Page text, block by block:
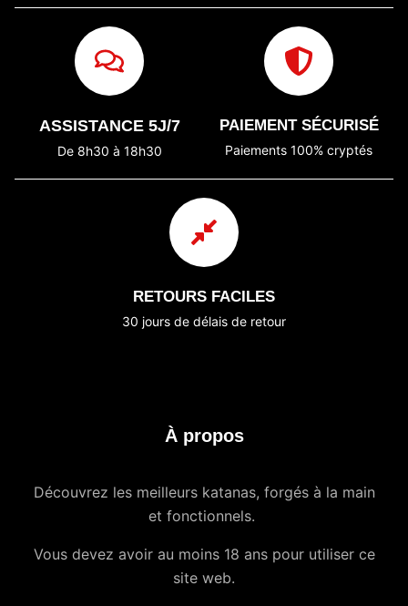
ASSISTANCE 5J/7
De 8h30 à 18h30
PAIEMENT SÉCURISÉ
Paiements 100% cryptés
RETOURS FACILES
30 jours de délais de retour
À propos
Découvrez les meilleurs katanas, forgés à la main
et fonctionnels.
Vous devez avoir au moins 18 ans pour utiliser ce
site web.